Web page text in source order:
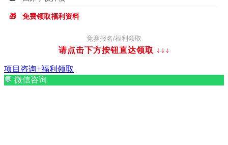
🎁 免费领取福利资料
竞赛报名/福利领取
请点击下方按钮直达领取 ↓↓↓
项目咨询+福利领取
💬 微信咨询